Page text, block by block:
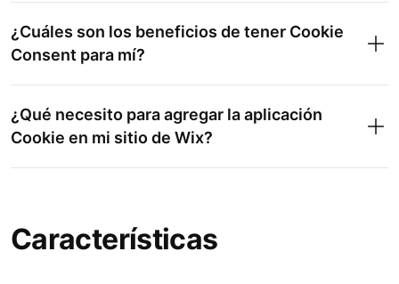
¿Cuáles son los beneficios de tener Cookie
Consent para mí?
¿Qué necesito para agregar la aplicación
Cookie en mi sitio de Wix?
Características